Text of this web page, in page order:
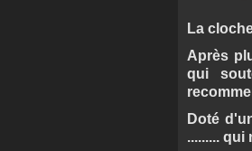
La
Après
qui
Doté
.........